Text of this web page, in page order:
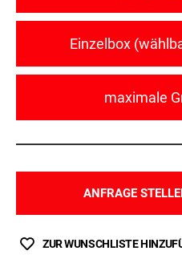
Einzelbox
maximale
ANFRAGE
ZUR WUNSCHLISTE